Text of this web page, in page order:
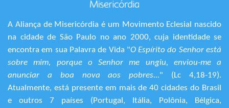
A Aliança de Misericórdia é um Movimento Eclesial nascido
na cidade de São Paulo no ano 2000, cuja identidade se
encontra em sua Palavra de Vida "O Espírito do Senhor está
sobre mim, porque o Senhor me ungiu, enviou-me a
anunciar a boa nova aos pobres..." (Lc 4,18-19).
Atualmente, está presente em mais de 40 cidades do Brasil
e outros 7 países (Portugal, Itália, Polônia, Bélgica,